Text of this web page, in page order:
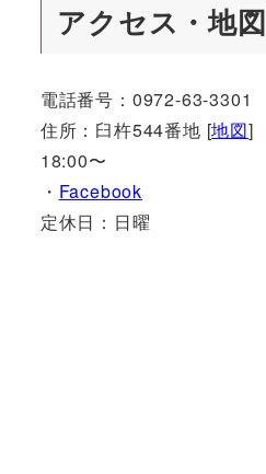
アクセス・地図
電話番号：0972-63-3301
住所：臼杵544番地 [地図]
18:00〜
・ Facebook
定休日：日曜